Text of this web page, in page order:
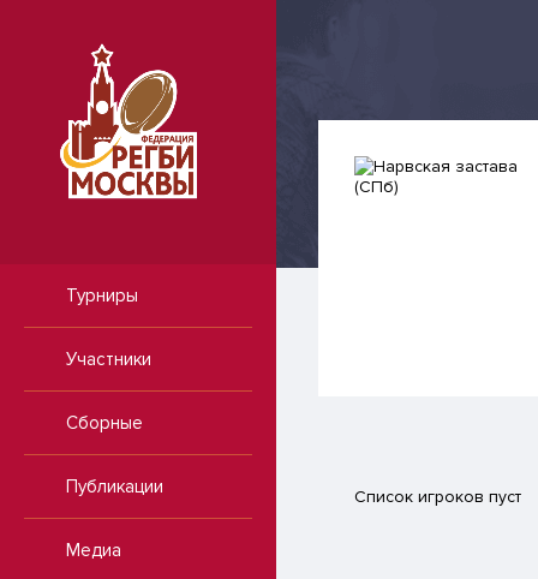
Турниры
Участники
Сборные
Публикации
Медиа
Список игроков пуст